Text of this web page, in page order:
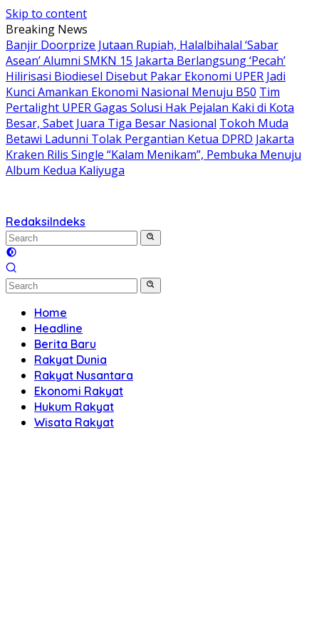
Skip to content
Breaking News
Banjir Doorprize Jutaan Rupiah, Halalbihalal ‘Sabar
Asean’ Alumni SMKN 15 Jakarta Berlangsung ‘Pecah’
Hilirisasi Biodiesel Disebut Pakar Ekonomi UPER Jadi
Kunci Amankan Ekonomi Nasional Menuju B50 Tim
Pertalight UPER Gagas Solusi Hak Pejalan Kaki di Kota
Besar, Sabet Juara Tiga Besar Nasional Tokoh Muda
Betawi Ladunni Tolak Pergantian Ketua DPRD Jakarta
Kraken Rilis Single “Kalam Menikam”, Pembuka Menuju
Album Kedua Kaliyuga
RedaksiIndeks
Home
Headline
Berita Baru
Rakyat Dunia
Rakyat Nusantara
Ekonomi Rakyat
Hukum Rakyat
Wisata Rakyat